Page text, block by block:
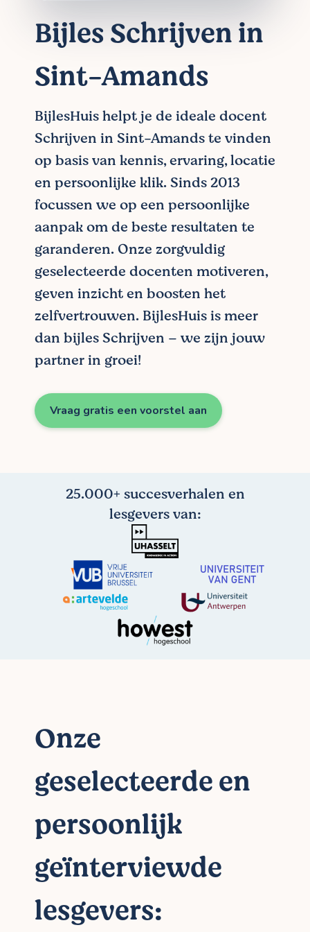
Bijles Schrijven in
Sint-Amands
BijlesHuis helpt je de ideale docent
Schrijven in Sint-Amands te vinden
op basis van kennis, ervaring, locatie
en persoonlijke klik. Sinds 2013
focussen we op een persoonlijke
aanpak om de beste resultaten te
garanderen. Onze zorgvuldig
geselecteerde docenten motiveren,
geven inzicht en boosten het
zelfvertrouwen. BijlesHuis is meer
dan bijles Schrijven – we zijn jouw
partner in groei!
Vraag gratis een voorstel aan
25.000+ succesverhalen en
lesgevers van:
Onze
geselecteerde en
persoonlijk
geïnterviewde
lesgevers: